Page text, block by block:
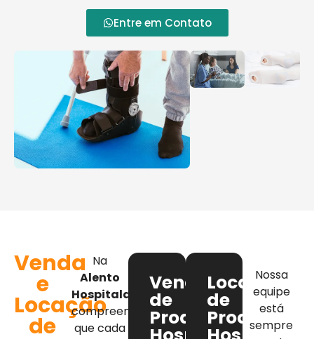
Entre em Contato
Venda
e
Locação
de
Na
Alento
Hospitalar
compreendemos
que cada
Venda
de
Produtos
Locação
de
Produtos
Nossa
equipe
está
sempre